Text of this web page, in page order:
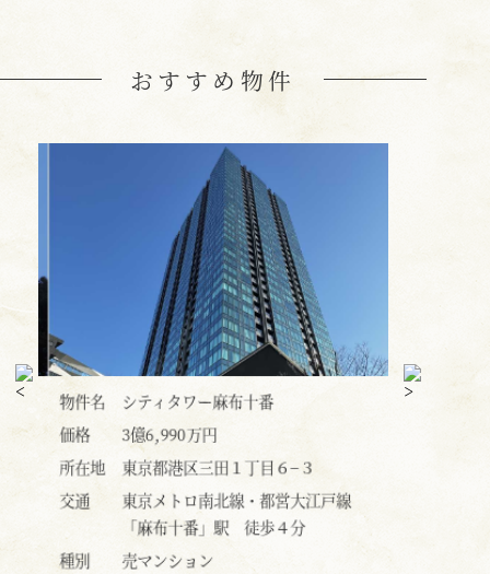
おすすめ物件
物件名
パークコート麻布十番ザ・タワー 価
格改定されました
価格
3億9,800万円
所在地
東京都港区三田１丁目７−１
東京メトロ南北線・都営大江戸線
「麻布十番」駅 徒歩3分
物件名
三